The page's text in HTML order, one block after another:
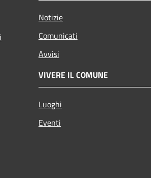
Notizie
Comunicati
Avvisi
VIVERE IL COMUNE
Luoghi
Eventi